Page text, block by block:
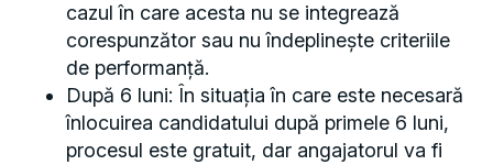
cazul în care acesta nu se integrează
corespunzător sau nu îndeplinește criteriile
de performanță.
După 6 luni: În situația în care este necesară
înlocuirea candidatului după primele 6 luni,
procesul este gratuit, dar angajatorul va fi